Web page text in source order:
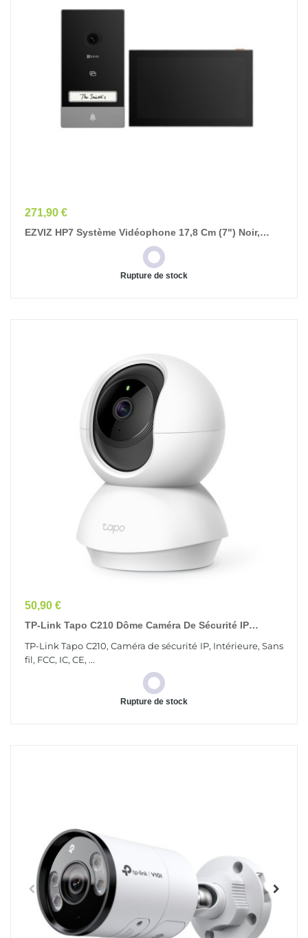
Prix
271,90 €
EZVIZ HP7 Système Vidéophone 17,8 Cm (7") Noir,
Rupture de stock
Prix
50,90 €
TP-Link Tapo C210 Dôme Caméra De Sécurité IP
TP-Link Tapo C210, Caméra de sécurité IP, Intérieure, Sans
fil, FCC, IC, CE, ...
Rupture de stock